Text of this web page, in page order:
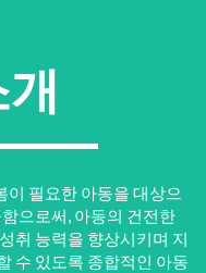
이 필요한 아동을 대상으
으로써, 아동의 건전한
취 능력을 향상시키며 지
수 있도록 종합적인 아동